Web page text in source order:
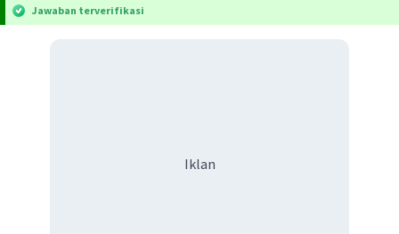
Jawaban terverifikasi
Iklan